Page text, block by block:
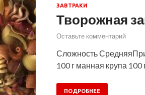
ЗАВТРАКИ
Творожная
Оставьте комментарий
Сложность
100 г манная крупа
ПОДРОБНЕЕ